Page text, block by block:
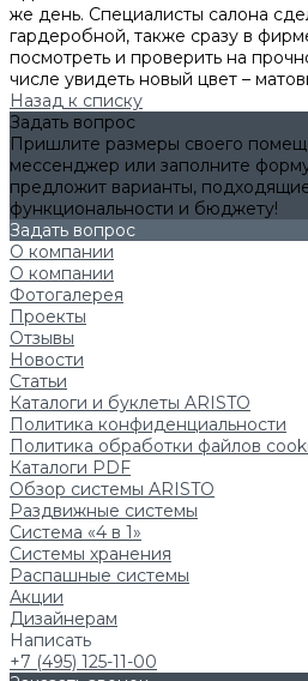
же день. Специалисты салона
гардеробной, также сразу в
посмотреть и проверить на
числе увидеть новый цвет –
Назад к списку
Задать вопрос
Пришлите размеры своего
мессенджер или заполните
предложит варианты,
функциональности и бюджету!
Задать вопрос
О компании
О компании
Фотогалерея
Проекты
Отзывы
Новости
Статьи
Каталоги и буклеты ARISTO
Политика конфиденциальности
Политика обработки файлов
Каталоги PDF
Обзор системы ARISTO
Раздвижные системы
Система «4 в 1»
Системы хранения
Распашные системы
Акции
Дизайнерам
Написать
+7 (495) 125-11-00